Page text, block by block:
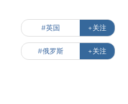
#英国 +关注
#俄罗斯 +关注